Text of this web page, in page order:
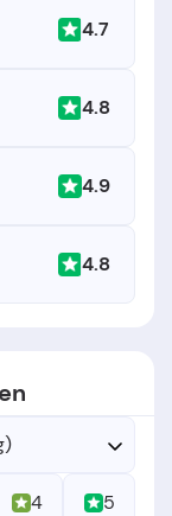
4.7
4.8
4.9
4.8
4 5